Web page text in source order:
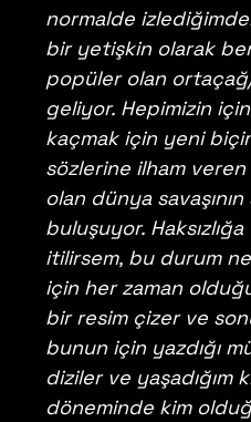
normalde
bir yetişkin olarak
popüler olan
geliyor. Hepimizin
kaçmak için yeni
sözlerine ilham
olan dünya
buluşuyor.
itilirsem, bu durum
için her zaman
bir resim çizer ve
bunun için yazdığı
diziler ve
döneminde kim